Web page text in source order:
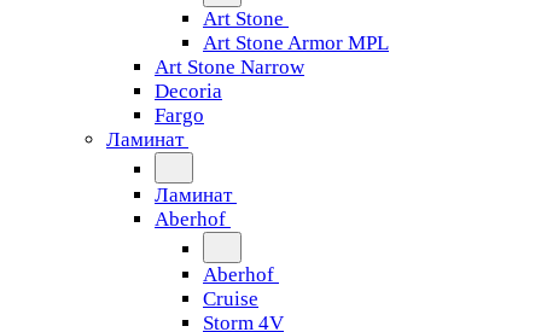
Art Stone
Art Stone Armor MPL
Art Stone Narrow
Decoria
Fargo
Ламинат
Ламинат
Aberhof
Aberhof
Cruise
Storm 4V